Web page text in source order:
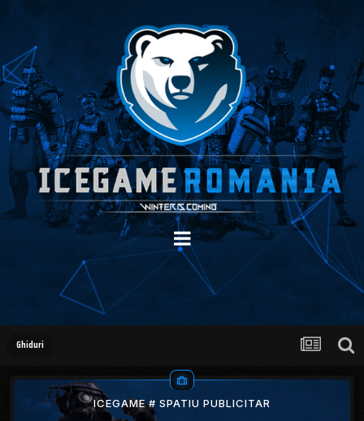
Ghiduri
ICEGAME # SPATIU PUBLICITAR